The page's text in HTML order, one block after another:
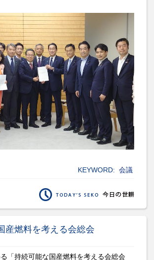
KEYWORD: 会議
産燃料を考える会総会
「持続可能な国産燃料を考える会総会